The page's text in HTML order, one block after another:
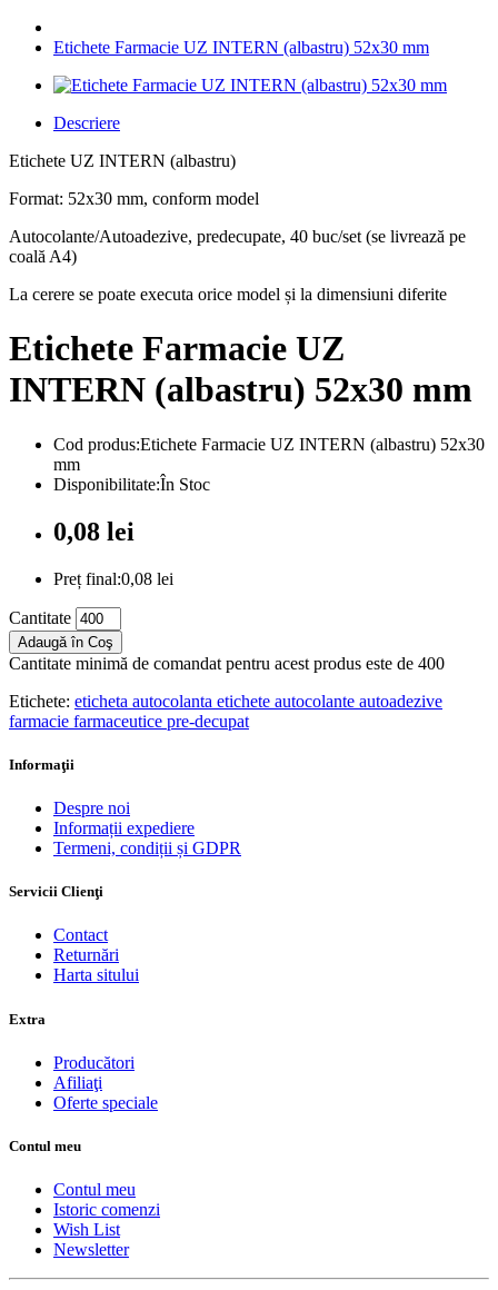
Etichete Farmacie UZ INTERN (albastru) 52x30 mm
Descriere
Etichete UZ INTERN (albastru)
Format: 52x30 mm, conform model
Autocolante/Autoadezive, predecupate, 40 buc/set (se livrează pe
coală A4)
La cerere se poate executa orice model și la dimensiuni diferite
Etichete Farmacie UZ
INTERN (albastru) 52x30 mm
Cod produs:Etichete Farmacie UZ INTERN (albastru) 52x30
mm
Disponibilitate:În Stoc
0,08 lei
Preț final:0,08 lei
Cantitate
Adaugă în Coş
Cantitate minimă de comandat pentru acest produs este de 400
Etichete: eticheta autocolanta etichete autocolante autoadezive
farmacie farmaceutice pre-decupat
Informaţii
Despre noi
Informații expediere
Termeni, condiții și GDPR
Servicii Clienţi
Contact
Returnări
Harta sitului
Extra
Producători
Afiliaţi
Oferte speciale
Contul meu
Contul meu
Istoric comenzi
Wish List
Newsletter